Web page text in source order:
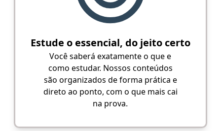
Estude o essencial, do jeito certo
Você saberá exatamente o que e
como estudar. Nossos conteúdos
são organizados de forma prática e
direto ao ponto, com o que mais cai
na prova.